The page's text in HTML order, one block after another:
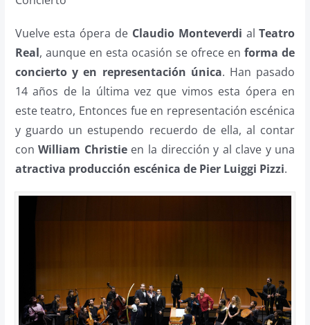
Vuelve esta ópera de Claudio Monteverdi alTeatro
Real, aunque en esta ocasión se ofrece enforma de
concierto y en representación única. Han pasado
14 años de la última vez que vimos esta ópera en
este teatro, Entonces fue en representación escénica
y guardo un estupendo recuerdo de ella, al contar
conWilliam Christieen la dirección y al clave y una
atractiva producción escénica de Pier Luiggi Pizzi.